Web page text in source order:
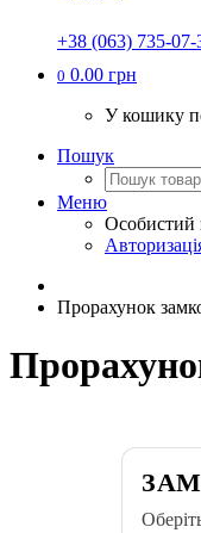
+38 (063) 735-07-
0 0.00 грн
У кошику
Пошук
Меню
Особистий
Прорахунок